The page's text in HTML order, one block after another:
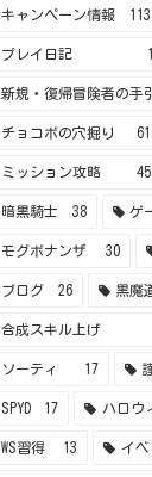
キャンペーン情報 113
プレイ日記
新規・復帰冒険者の手
チョコボの穴掘り 61
ミッション攻略 45
暗黒騎士 38 ゲ
モグボナンザ 30
ブログ 26 黒魔
合成スキル上げ
ソーティ 17
SPYD 17 ハロウ
WS習得 13 イベ